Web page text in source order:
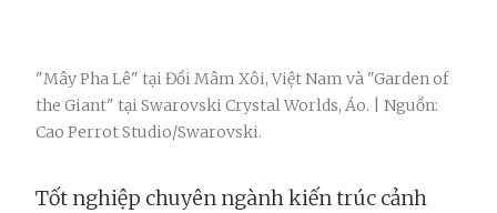
"Mây Pha Lê" tại Đồi Mâm Xôi, Việt Nam và "Garden of
the Giant" tại Swarovski Crystal Worlds, Áo. | Nguồn:
Cao Perrot Studio/Swarovski.
Tốt nghiệp chuyên ngành kiến trúc cảnh